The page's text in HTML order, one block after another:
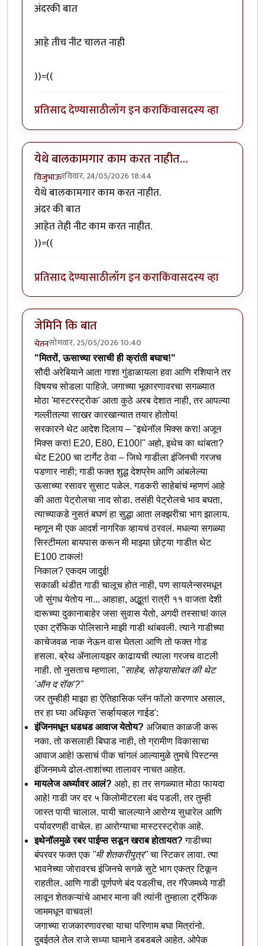
अंदरकी बात
आहे तीच नीट चालत नाही
))=((
प्रतिसाद देण्यासाठीलॉग इन कराकिंवासदस्य व्हा
येथे बालकामगार काम करत नाहीत…
विजुभाऊरविवार, 24/05/2026 18:44
येथे बालकामगार काम करत नाहीत.
अंदर की बात
आहेत तेही नीट काम करत नाहीत.
))=((
प्रतिसाद देण्यासाठीलॉग इन कराकिंवासदस्य व्हा
जेमिनि कि बात
चेतनसोमवार, 25/05/2026 10:40
"मितरों, ऊसाच्या रसाची ही क्रांती बघाच!"
सौदी अरेबियाने आता गाशा गुंडाळायला हवा आणि रशियाने तर
विषयच सोडला पाहिजे. जगाच्या भूकारणावरचा सगळ्यात
मोठा 'मास्टरस्ट्रोक' आता कुठे अरब देशात नाही, तर आपल्या
गल्लीतल्या साखर कारखान्यात तयार होतोय!
सरकारने थेट आदेश दिलाय – "इथेनॉल मिक्स करा! अजून
मिक्स करा! E20, E80, E100!" अहो, इथेच का थांबता?
थेट E200 चा टार्गेट ठेवा – जिथे गाडीला इंजिनची गरजच
पडणार नाही; गाडी फक्त शुद्ध देशप्रेम आणि आंबलेल्या
ऊसाच्या रसावर सुसाट पळेल. गडकरी साहेबांचं म्हणणं आहे
की आता पेट्रोलचा नाद सोडा. तसंही पेट्रोलचे भाव बघता,
त्याच्याकडे नुसतं बघणं हा सुद्धा आता लक्झरीचा भाग झालाय.
म्हणून मी एक आदर्श नागरिक व्हायचं ठरवलं. मधल्या सगळ्या
सिस्टीमला बायपास करून मी माझ्या छोट्या गाडीत थेट
E100 टाकलं!
निकाल? एकदम जादुई!
सकाळी थंडीत गाडी चालूच होत नाही, पण सायलेन्सरमधून
जो सुंगध येतोय ना... आहाहा, अद्भूत! रात्री ११ वाजता देशी
दारूच्या दुकानाबाहेर जसा सुवास येतो, अगदी तस्साच! काल
एका ट्रॅफिक पोलिसाने माझी गाडी थांबवली. त्याने गाडीच्या
काचेजवळ नाक नेऊन वास घेतला आणि तो फक्त गोड
हसला. ब्रेथ ॲनालायझर काढायची त्याला गरजच वाटली
नाही. तो नुसताच म्हणाला, "साहेब, सोड्यासोबत की थेट
'ऑन द रॉक'?"
जर तुम्हीही माझा हा ऐतिहासिक प्लॅन फॉलो करणार असाल,
तर हा घ्या अधिकृत 'सर्व्हायव्हल गाईड':
इंजिनमधून धडधड आवाज येतोय? अजिबात काळजी करू
नका. तो कसलाही बिघाड नाही, तो ग्रामीण विकासाचा
आवाज आहे! ऊसाचं पीक चांगलं आल्यामुळे तुमचे पिस्टन्स
इंजिनमध्ये ढोल-ताशांच्या तालावर नाचत आहेत.
मायलेज अर्ध्यावर आलं? अहो, हा तर सगळ्यात मोठा फायदा
आहे! गाडी जर दर ५ किलोमीटरला बंद पडली, तर तुम्ही
जास्त पायी चालाल. पायी चालल्याने आरोग्य सुधारेल आणि
पर्यावरणही वाचेल. हा आरोग्याचा मास्टरस्ट्रोक आहे.
इथेनॉलमुळे रबर पाईप्स सडून खराब होतायत? गाडीच्या
बंपरवर फक्त एक "मी शेतकरीपुत्र"चा स्टिकर लावा. त्या
भावनेच्या जोरावरच इंजिनचे सगळे सुटे भाग एकत्र टिकून
राहतील. आणि गाडी पूर्णपणे बंद पडलीच, तर गॅरेजमध्ये गाडी
लावून शेतकऱ्यांचे आभार माना की त्यांनी तुम्हाला ट्रॅफिक
जाममधून वाचवलं!
जगाच्या राजकारणावरचा याचा परिणाम बघा मित्रांनो.
दुबईतले तेल राजे सध्या घामाने डबडबले आहेत. ओपेक